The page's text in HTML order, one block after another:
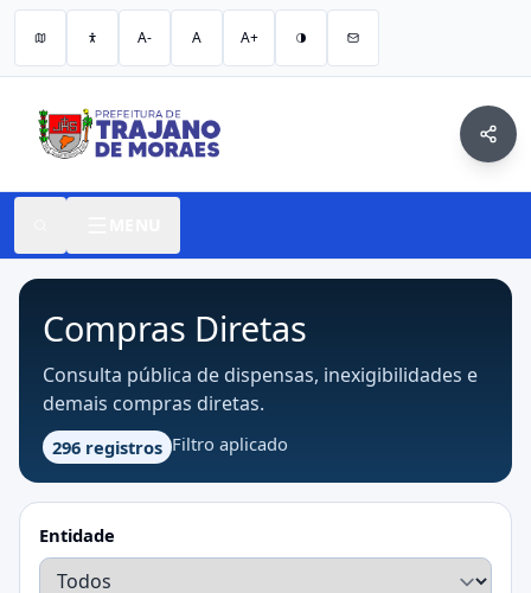
A- A A+
Compras Diretas
Consulta pública de dispensas, inexigibilidades e
demais compras diretas.
296 registros Filtro aplicado
Entidade